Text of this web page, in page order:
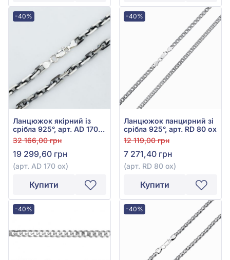
-40%
Ланцюжок якірний із
срібла 925°, арт. AD 170
ox
32 166,00 грн
19 299,60 грн
(арт. AD 170 ox)
Купити
-40%
Ланцюжок панцирний зі
срібла 925°, арт. RD 80 ox
12 119,00 грн
7 271,40 грн
(арт. RD 80 ox)
Купити
-40% -40%